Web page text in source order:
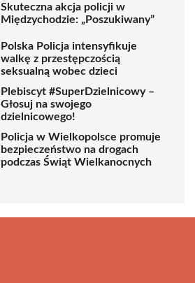
Skuteczna akcja policji w
Międzychodzie: „Poszukiwany”
Polska Policja intensyfikuje
walkę z przestępczością
seksualną wobec dzieci
Plebiscyt #SuperDzielnicowy –
Głosuj na swojego
dzielnicowego!
Policja w Wielkopolsce promuje
bezpieczeństwo na drogach
podczas Świąt Wielkanocnych